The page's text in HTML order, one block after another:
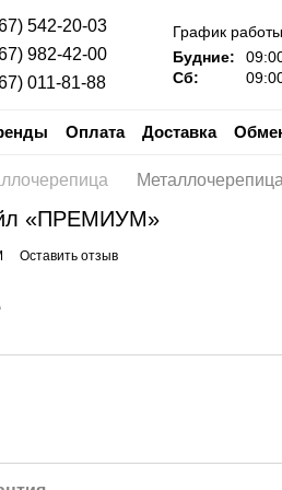
542-20-03
982-42-00
011-81-88
График
Будние:
Сб:
Оплата Доставка
«ПРЕМИУМ»
Оставить отзыв